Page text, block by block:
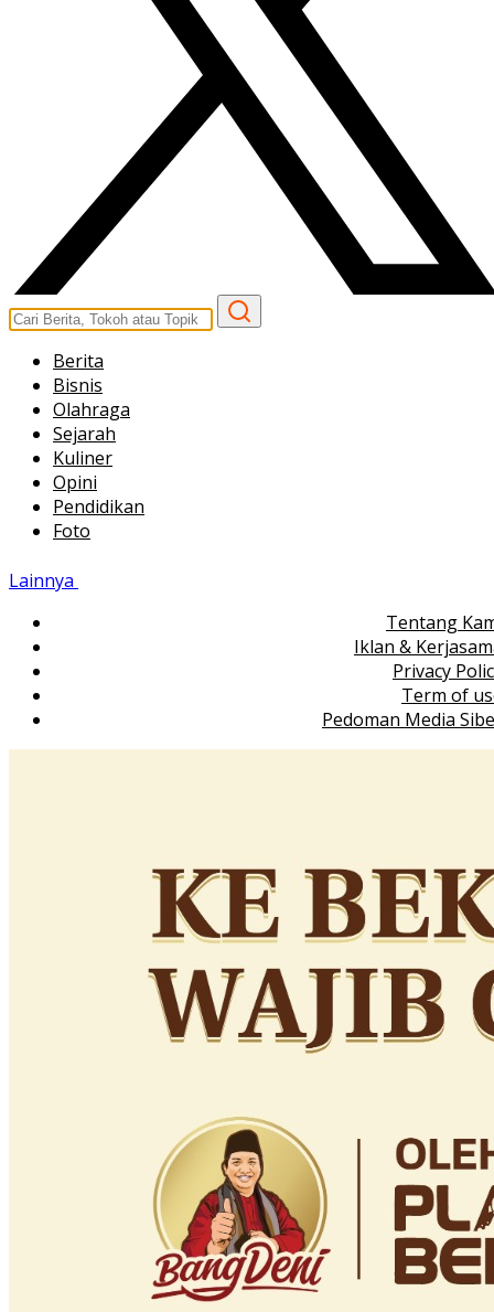
Berita
Bisnis
Olahraga
Sejarah
Kuliner
Opini
Pendidikan
Foto
Lainnya
Tentang
Iklan &
Privacy
Term of
Pedoman Media